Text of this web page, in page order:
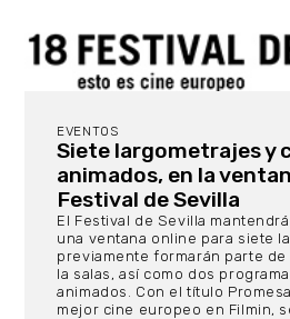
EVENTOS
Siete largometrajes y
animados, en la
Festival de Sevilla
El Festival de Sevilla
una ventana online para siete
previamente formarán parte
la salas, así como dos
animados. Con el título
mejor cine europeo en Filmin,